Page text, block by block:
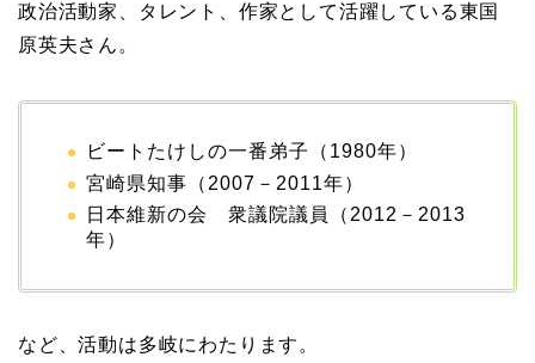
政治活動家、タレント、作家として活躍している東国
原英夫さん。
ビートたけしの一番弟子（1980年）
宮崎県知事（2007－2011年）
日本維新の会 衆議院議員（2012－2013
年）
など、活動は多岐にわたります。